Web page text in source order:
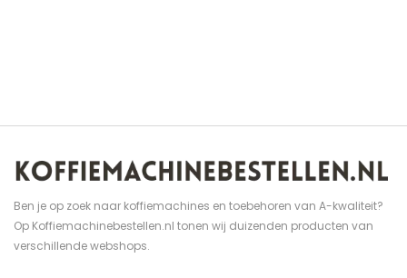
Ben je op zoek naar koffiemachines en toebehoren van A-kwaliteit?
Op Koffiemachinebestellen.nl tonen wij duizenden producten van
verschillende webshops.